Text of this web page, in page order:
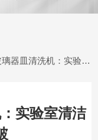
洗机：实验室清洁的革命性突破
实验室清洁